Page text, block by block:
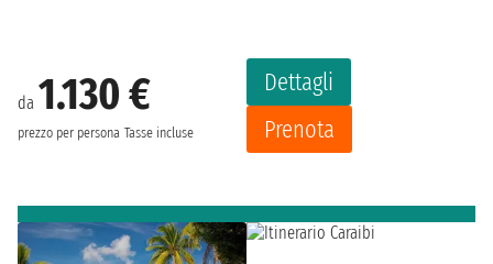
da 1.130 €
prezzo per persona Tasse incluse
Dettagli
Prenota